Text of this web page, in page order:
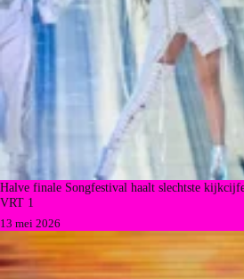
Halve finale Songfestival haalt slechtste
VRT 1
13 mei 2026